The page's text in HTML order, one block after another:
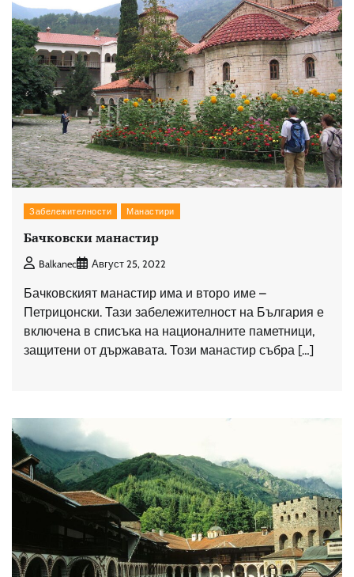
Забележителности Манастири
Бачковски манастир
Balkanec Август 25, 2022
Бачковският манастир има и второ име –
Петрицонски. Тази забележителност на България е
включена в списъка на националните паметници,
защитени от държавата. Този манастир събра […]